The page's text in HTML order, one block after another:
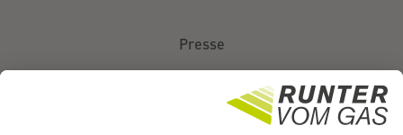
Presse